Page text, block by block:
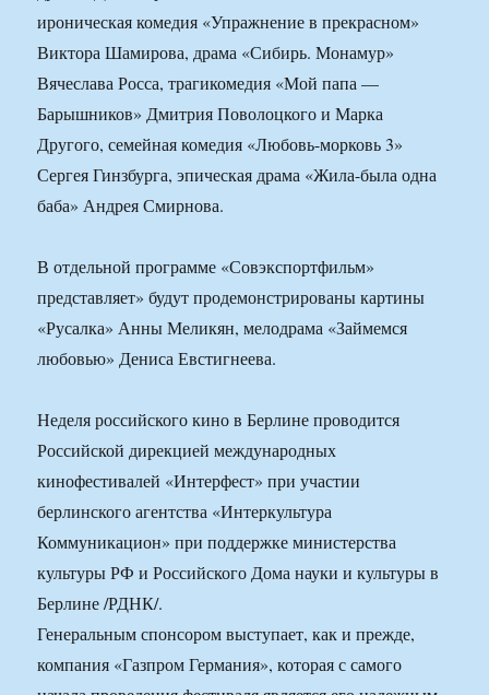
ироническая комедия «Упражнение в прекрасном»
Виктора Шамирова, драма «Сибирь. Монамур»
Вячеслава Росса, трагикомедия «Мой папа —
Барышников» Дмитрия Поволоцкого и Марка
Другого, семейная комедия «Любовь-морковь 3»
Сергея Гинзбурга, эпическая драма «Жила-была одна
баба» Андрея Смирнова.
В отдельной программе «Совэкспортфильм»
представляет» будут продемонстрированы картины
«Русалка» Анны Меликян, мелодрама «Займемся
любовью» Дениса Евстигнеева.
Неделя российского кино в Берлине проводится
Российской дирекцией международных
кинофестивалей «Интерфест» при участии
берлинского агентства «Интеркультура
Коммуникацион» при поддержке министерства
культуры РФ и Российского Дома науки и культуры в
Берлине /РДНК/.
Генеральным спонсором выступает, как и прежде,
компания «Газпром Германия», которая с самого